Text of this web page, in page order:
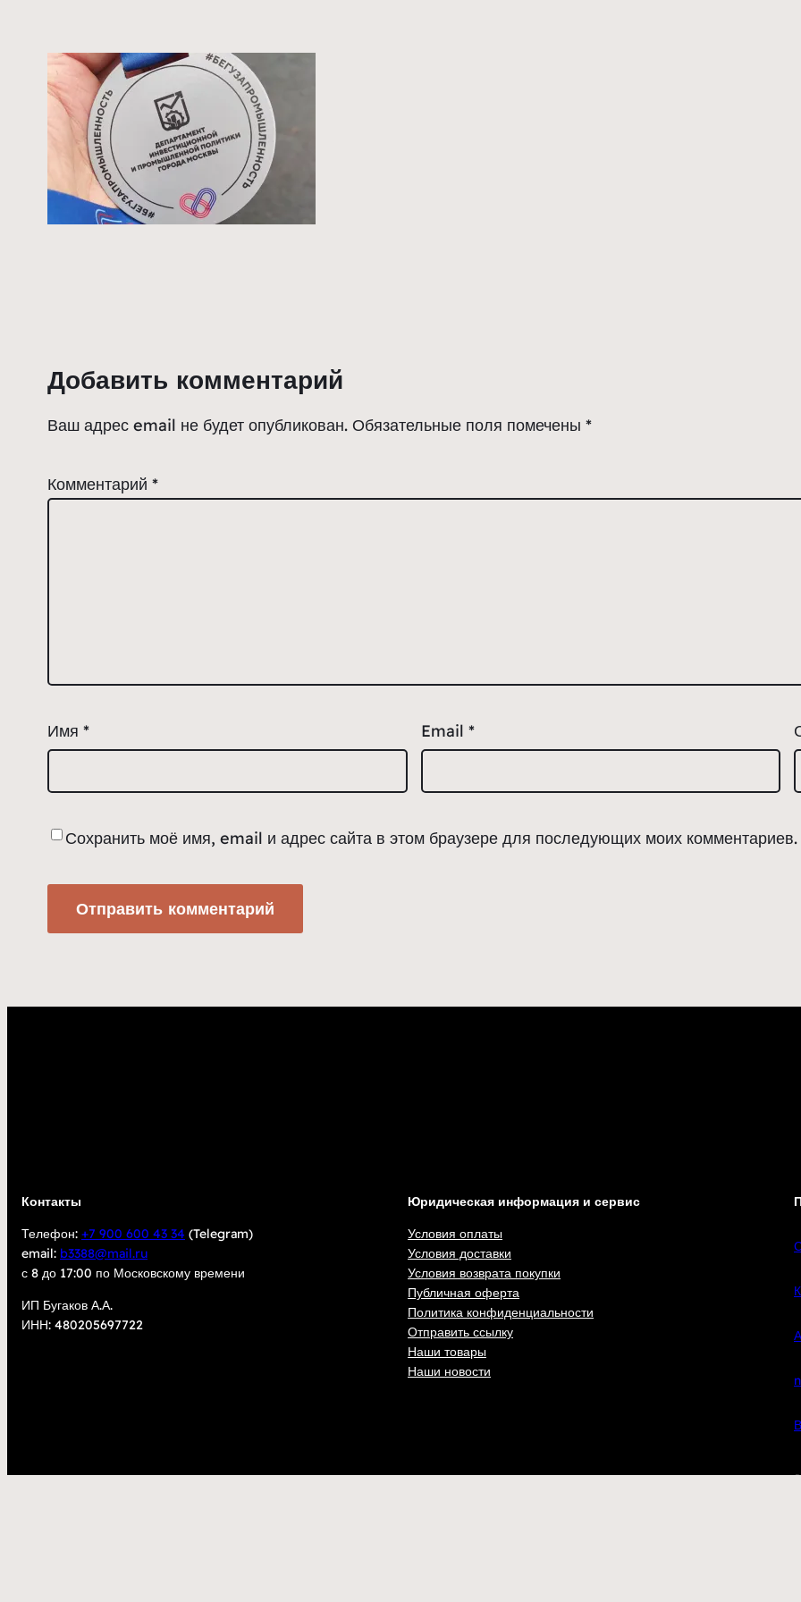
Добавить комментарий
Ваш адрес email не будет опубликован. Обязательные поля помечены *
Комментарий *
Имя * Email *
Сохранить моё имя, email и адрес сайта в этом браузере для последующих моих комментариев.
Контакты
Телефон: +7 900 600 43 34 (Telegram)
email: b3388@mail.ru
с 8 до 17:00 по Московскому времени
ИП Бугаков А.А.
ИНН: 480205697722
Юридическая информация и сервис
Условия оплаты
Условия доставки
Условия возврата покупки
Публичная оферта
Политика конфиденциальности
Отправить ссылку
Наши товары
Наши новости